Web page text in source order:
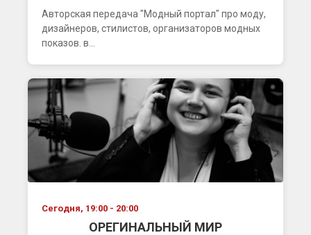
Авторская передача "Модный портал" про моду,
дизайнеров, стилистов, организаторов модных
показов. в...
Сегодня, 19:00 - 20:00
ОРЕГИНАЛЬНЫЙ МИР